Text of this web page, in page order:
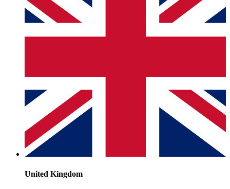
United Kingdom